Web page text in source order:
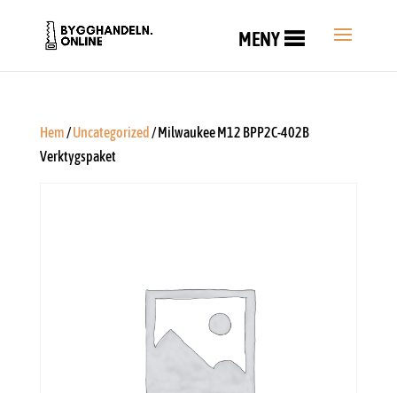
MENY
Hem/Uncategorized / Milwaukee M12 BPP2C-402B
Verktygspaket